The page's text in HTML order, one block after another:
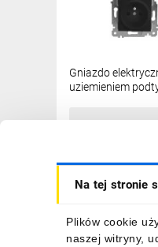
Na tej stronie
Plików cookie
naszej witryny,
Gniazdo
uziemieniem
20,26 złbrutto